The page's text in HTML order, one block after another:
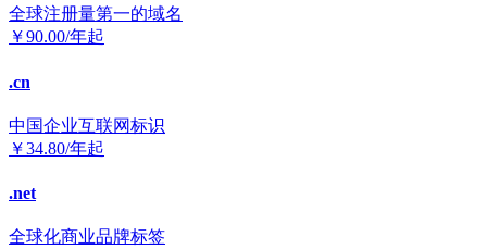
全球注册量第一的域名
￥90.00/年起
.cn
中国企业互联网标识
￥34.80/年起
.net
全球化商业品牌标签